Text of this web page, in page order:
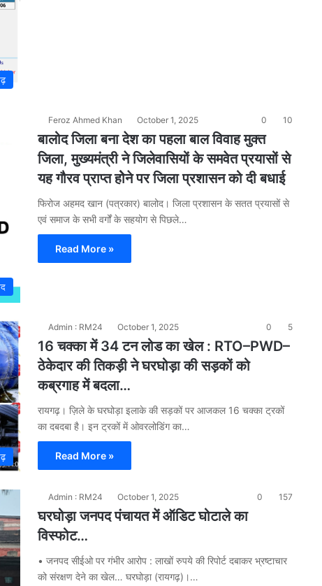
Feroz Ahmed Khan October 1, 2025 0 10
बालोद जिला बना देश का पहला बाल विवाह मुक्त
जिला, मुख्यमंत्री ने जिलेवासियों के समवेत प्रयासों से
यह गौरव प्राप्त होेने पर जिला प्रशासन को दी बधाई
फिरोज अहमद खान (पत्रकार) बालोद। जिला प्रशासन के सतत प्रयासों से
एवं समाज के सभी वर्गों के सहयोग से पिछले…
Read More »
Admin : RM24 October 1, 2025 0 5
16 चक्का में 34 टन लोड का खेल : RTO–PWD–
ठेकेदार की तिकड़ी ने घरघोड़ा की सड़कों को
कब्रगाह में बदला…
रायगढ़। ज़िले के घरघोड़ा इलाके की सड़कों पर आजकल 16 चक्का ट्रकों
का दबदबा है। इन ट्रकों में ओवरलोडिंग का…
Read More »
Admin : RM24 October 1, 2025 0 157
घरघोड़ा जनपद पंचायत में ऑडिट घोटाले का
विस्फोट…
• जनपद सीईओ पर गंभीर आरोप : लाखों रुपये की रिपोर्ट दबाकर भ्रष्टाचार
को संरक्षण देने का खेल… घरघोड़ा (रायगढ़)।…